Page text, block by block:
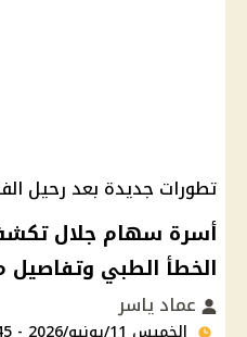
تطورات جديدة بعد رحيل
أسرة سهام جلال
الخطأ الطبي وتفاصيل
عماد ياسر